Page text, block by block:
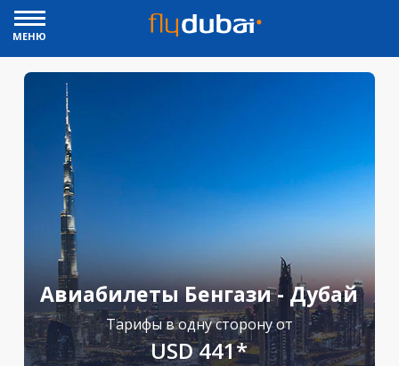
МЕНЮ
Авиабилеты Бенгази - Дубай
Тарифы в одну сторону от
USD 441*